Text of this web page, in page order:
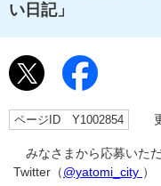
い日記」
ページID Y1002854
みなさまから応募いた
Twitter（ @yatomi_city ）